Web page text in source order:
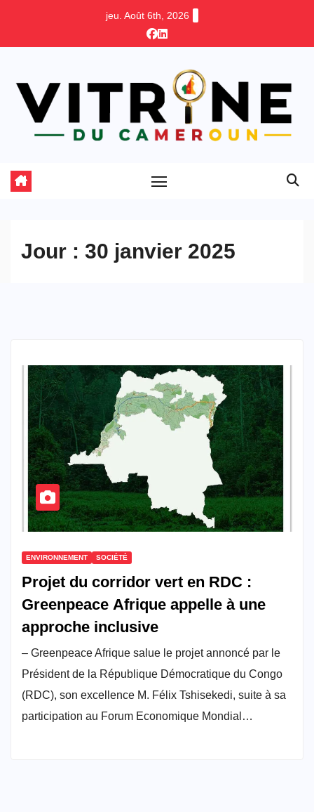
jeu. Août 6th, 2026
Jour : 30 janvier 2025
ENVIRONNEMENT SOCIÉTÉ
Projet du corridor vert en RDC :
Greenpeace Afrique appelle à une
approche inclusive
– Greenpeace Afrique salue le projet annoncé par le
Président de la République Démocratique du Congo
(RDC), son excellence M. Félix Tshisekedi, suite à sa
participation au Forum Economique Mondial…